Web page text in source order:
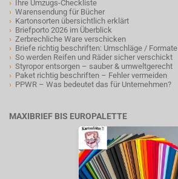
› Ihre Umzugs-Checkliste
› Warensendung für Bücher
› Kartonsorten übersichtlich erklärt
› Briefporto 2026 im Überblick
› Zerbrechliche Ware verschicken
› Briefe richtig beschriften: Umschläge / Formate
› So werden Reifen und Räder sicher verschickt
› Styropor entsorgen – sauber & umweltgerecht
› Paket richtig beschriften – Fehler vermeiden
› PPWR – Was bedeutet das für Unternehmen?
MAXIBRIEF BIS EUROPALETTE